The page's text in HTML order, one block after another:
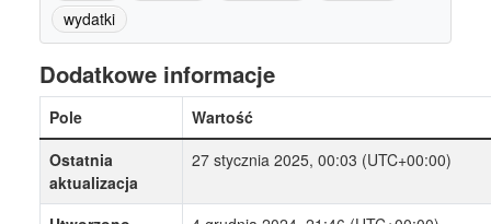
wydatki
Dodatkowe informacje
Pole
Wartość
Ostatnia
aktualizacja
27 stycznia 2025, 00:03 (UTC+00:00)